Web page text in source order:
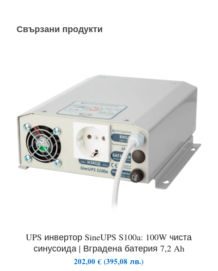
Свързани продукти
UPS инвертор SineUPS S100a: 100W чиста
синусоида | Вградена батерия 7,2 Ah
202,00€ (395,08лв.)